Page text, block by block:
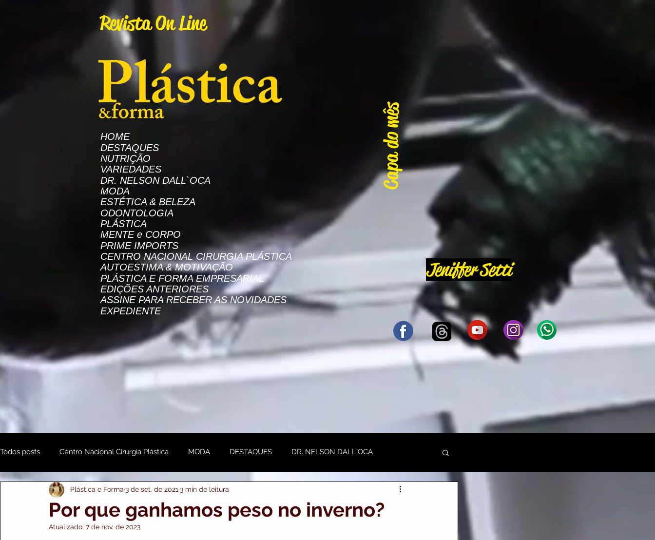
Revista On Line
HOME
DESTAQUES
NUTRIÇÃO
VARIEDADES
DR. NELSON DALL`OCA
MODA
ESTÉTICA & BELEZA
ODONTOLOGIA
PLÁSTICA
MENTE e CORPO
PRIME IMPORTS
CENTRO NACIONAL CIRURGIA PLÁSTICA
AUTOESTIMA & MOTIVAÇÃO
PLÁSTICA E FORMA EMPRESARIAL
EDIÇÕES ANTERIORES
ASSINE PARA RECEBER AS NOVIDADES
EXPEDIENTE
Jeniffer Setti
Capa do mês
Todos posts Centro Nacional Cirurgia Plástica MODA DESTAQUES DR. NELSON DALL`OCA
Estética & Beleza MENTE e CORPO Odonto NUTRIÇÃO
Plástica e Forma Empresarial PRIME IMPORTS
Por que ganhamos peso no inverno?
Plástica e Forma 3 de set. de 20213 min de leitura
Atualizado: 7 de nov. de 2023